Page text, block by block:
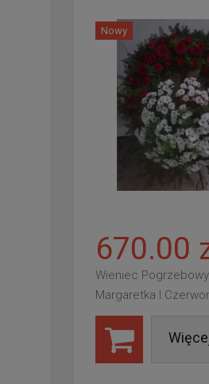
Nowy
670.00
Wieniec Pogrzebowy
Margaretka I